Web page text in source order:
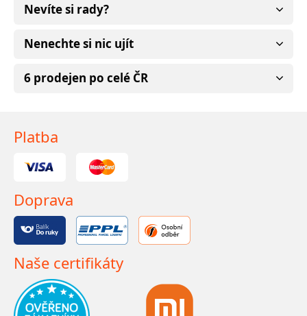
Nevíte si rady?
Nenechte si nic ujít
6 prodejen po celé ČR
Platba
Doprava
Naše certifikáty